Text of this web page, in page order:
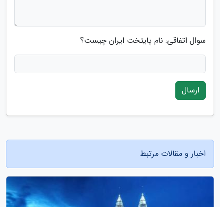
سوال اتفاقی: نام پایتخت ایران چیست؟
ارسال
اخبار و مقالات مرتبط